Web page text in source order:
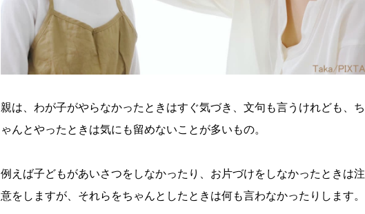
親は、わが子がやらなかったときはすぐ気づき、文句も言うけれども、ち
ゃんとやったときは気にも留めないことが多いもの。
例えば子どもがあいさつをしなかったり、お片づけをしなかったときは注
意をしますが、それらをちゃんとしたときは何も言わなかったりします。